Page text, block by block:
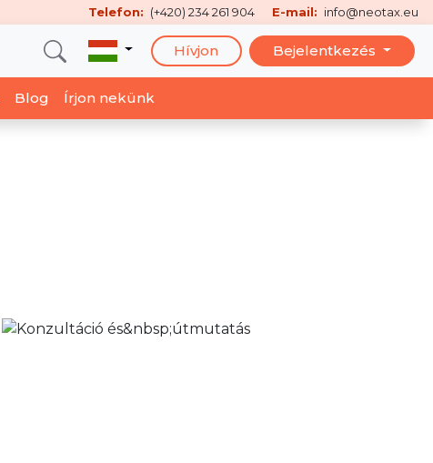
Telefon: (+420) 234 261 904 E-mail: info@neotax.eu
Hívjon Bejelentkezés
Blog Írjon nekünk